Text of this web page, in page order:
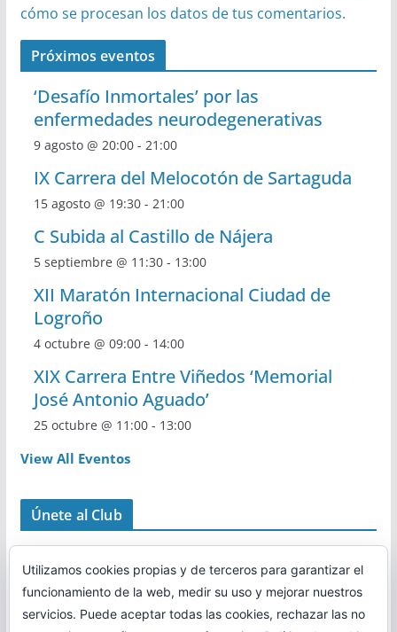
cómo se procesan los datos de tus comentarios.
Próximos eventos
‘Desafío Inmortales’ por las
enfermedades neurodegenerativas
9 agosto @ 20:00- 21:00
IX Carrera del Melocotón de Sartaguda
15 agosto @ 19:30- 21:00
C Subida al Castillo de Nájera
5 septiembre @ 11:30- 13:00
XII Maratón Internacional Ciudad de
Logroño
4 octubre @ 09:00- 14:00
XIX Carrera Entre Viñedos ‘Memorial
José Antonio Aguado’
25 octubre @ 11:00- 13:00
View All Eventos
Únete al Club
Utilizamos cookies propias y de terceros para garantizar el
funcionamiento de la web, medir su uso y mejorar nuestros
servicios. Puede aceptar todas las cookies, rechazar las no